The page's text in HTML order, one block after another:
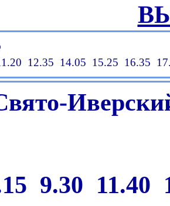
12.35 14.05 15.25 16.35
вято-
9.30 11.40